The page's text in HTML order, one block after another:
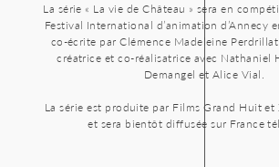
La série « La vie de Château » sera en
Festival International d’animation d’Annecy
co-écrite par Clémence Madeleine
créatrice et co-réalisatrice avec Nathaniel
Demangel et Alice Vial.
La série est produite par Films Grand Huit
et sera bientôt diffusée sur France